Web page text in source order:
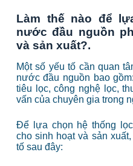
Làm thế nào để
nước đầu nguồn
và sản xuất?.
Một số yếu tố cần quan
nước đầu nguồn bao
tiêu lọc, công nghệ lọc,
vấn của chuyên gia trong
Để lựa chọn hệ thống
cho sinh hoạt và sản
tố sau đây: